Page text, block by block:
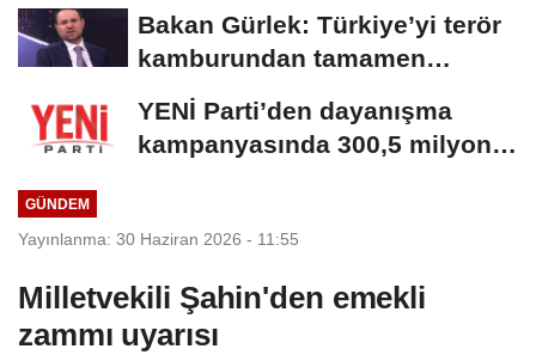
Bakan Gürlek: Türkiye’yi terör
kamburundan tamamen
kurtaracak adımları...
YENİ Parti’den dayanışma
kampanyasında 300,5 milyon
GÜNDEM
Yayınlanma: 30 Haziran 2026 - 11:55
Milletvekili Şahin'den emekli
zammı uyarısı